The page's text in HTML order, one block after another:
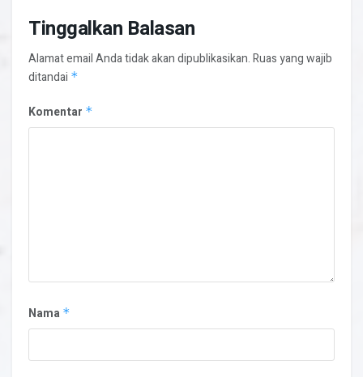
Tinggalkan Balasan
Alamat email Anda tidak akan dipublikasikan.Ruas yang wajib
ditandai *
Komentar *
Nama *